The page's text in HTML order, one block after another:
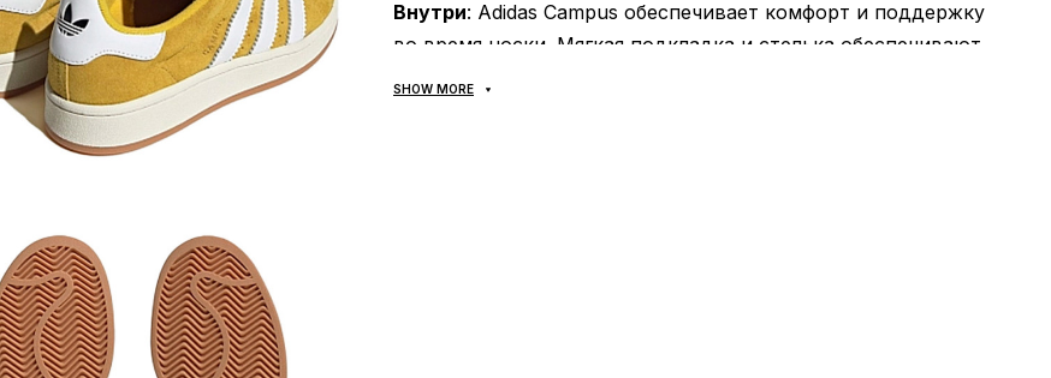
Внутри: Adidas Campus обеспечивает комфорт и поддержку
во время носки. Мягкая подкладка и стелька обеспечивают
SHOW MORE